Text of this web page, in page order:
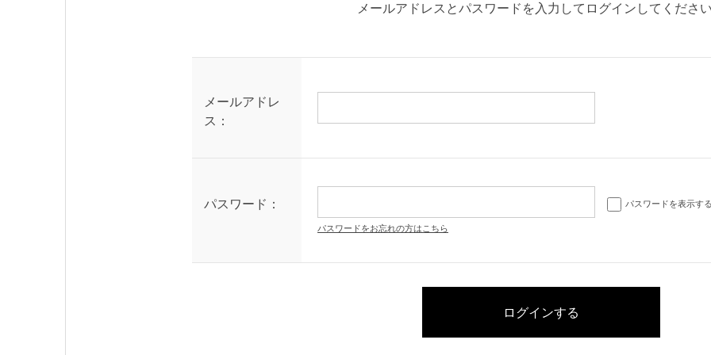
メールアドレスとパスワードを入力してログインしてくださ
メールアドレ
ス：
パスワード： パスワードを表示す
パスワードをお忘れの方はこちら